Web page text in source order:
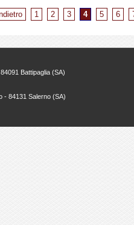
1 2 3 4 5 6
Battipaglia (SA)
- 84131 Salerno (SA)